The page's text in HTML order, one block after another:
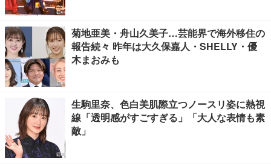
菊地亜美・舟山久美子…芸能界で海外移住の
報告続々 昨年は大久保嘉人・SHELLY・優
木まおみも
生駒里奈、色白美肌際立つノースリ姿に熱視
線「透明感がすごすぎる」「大人な表情も素
敵」